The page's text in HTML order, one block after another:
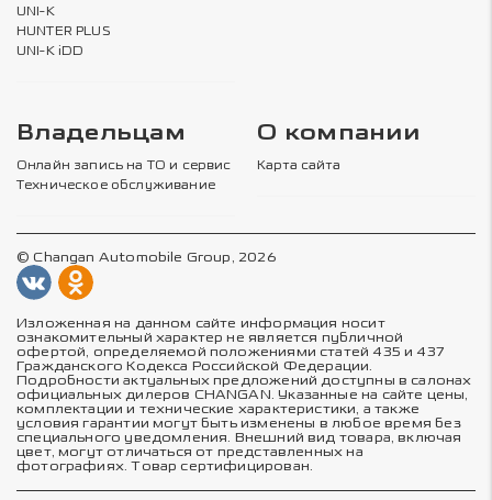
UNI-K
HUNTER PLUS
UNI-K iDD
Владельцам
Онлайн запись на ТО и сервис
Техническое обслуживание
О компании
Карта сайта
© Changan Automobile Group, 2026
Изложенная на данном сайте информация носит
ознакомительный характер не является публичной
офертой, определяемой положениями статей 435 и 437
Гражданского Кодекса Российской Федерации.
Подробности актуальных предложений доступны в салонах
официальных дилеров CHANGAN. Указанные на сайте цены,
комплектации и технические характеристики, а также
условия гарантии могут быть изменены в любое время без
специального уведомления. Внешний вид товара, включая
цвет, могут отличаться от представленных на
фотографиях. Товар сертифицирован.